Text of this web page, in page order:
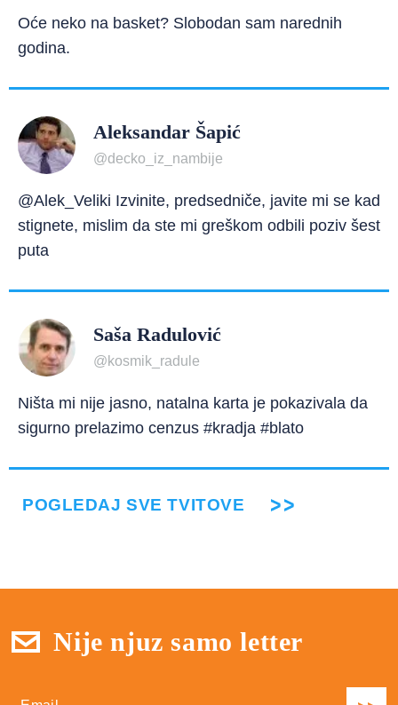
Oće neko na basket? Slobodan sam narednih
godina.
Aleksandar Šapić
@decko_iz_nambije
@Alek_Veliki Izvinite, predsedniče, javite mi se kad
stignete, mislim da ste mi greškom odbili poziv šest
puta
Saša Radulović
@kosmik_radule
Ništa mi nije jasno, natalna karta je pokazivala da
sigurno prelazimo cenzus #kradja #blato
POGLEDAJ SVE TVITOVE
Nije njuz samo letter